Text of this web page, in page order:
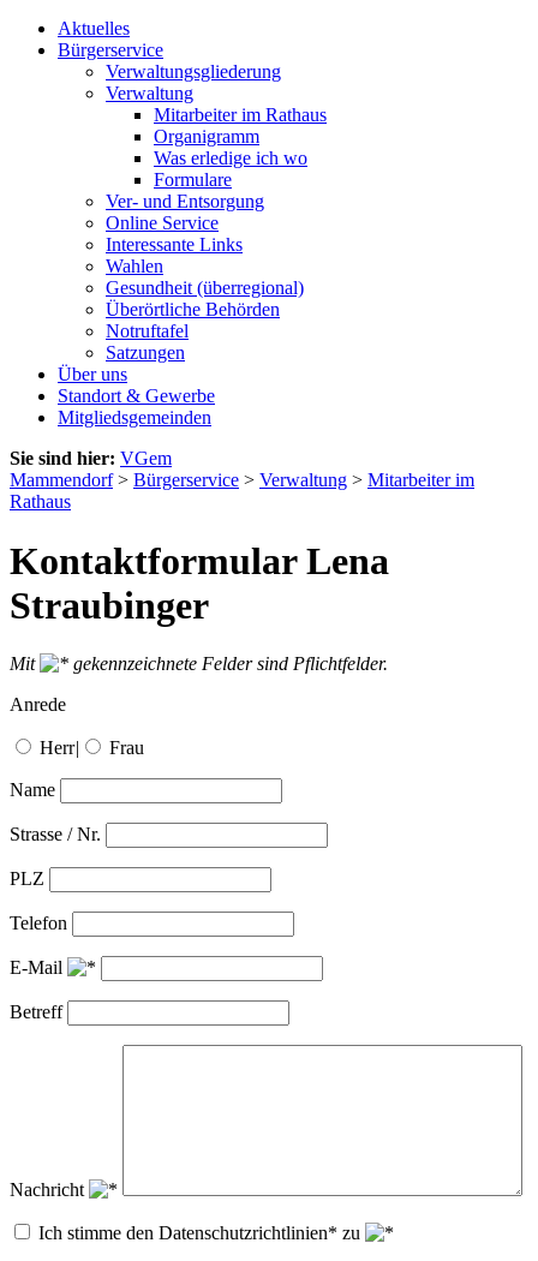
Aktuelles
Bürgerservice
Verwaltungsgliederung
Verwaltung
Mitarbeiter im Rathaus
Organigramm
Was erledige ich wo
Formulare
Ver- und Entsorgung
Online Service
Interessante Links
Wahlen
Gesundheit (überregional)
Überörtliche Behörden
Notruftafel
Satzungen
Über uns
Standort & Gewerbe
Mitgliedsgemeinden
Sie sind hier: VGem
Mammendorf> Bürgerservice > Verwaltung > Mitarbeiter im
Rathaus
Kontaktformular Lena
Straubinger
Mit
gekennzeichnete Felder sind Pflichtfelder.
Anrede
Herr| Frau
Name
Strasse / Nr.
PLZ
Telefon
E-Mail
Betreff
Nachricht
Ich stimme den Datenschutzrichtlinien* zu